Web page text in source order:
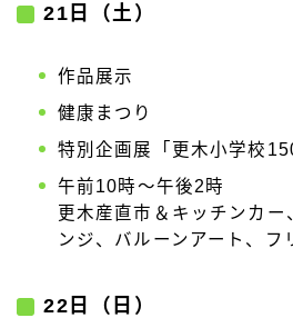
21日（土）
作品展示
健康まつり
特別企画展「更木小学校
午前10時～午後2時
更木産直市＆キッチンカー
ンジ、バルーンアート、フ
22日（日）